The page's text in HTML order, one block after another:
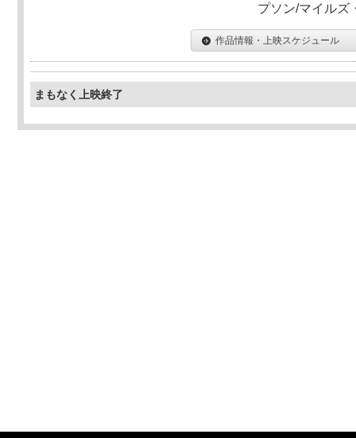
プソン/マイルズ
作品情報・上映スケジュール
まもなく上映終了